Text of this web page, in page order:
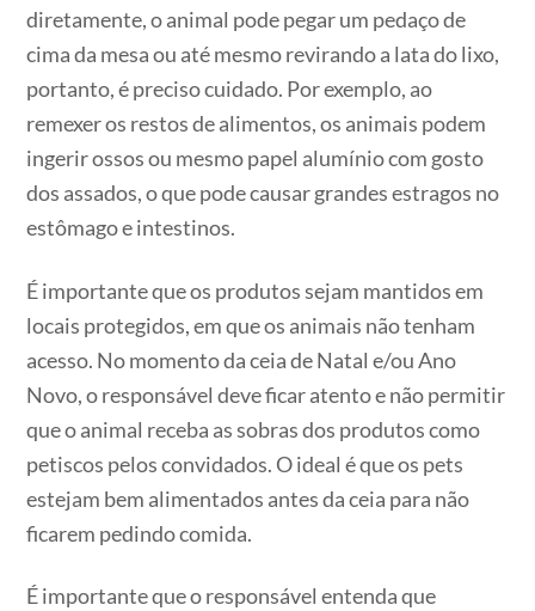
diretamente, o animal pode pegar um pedaço de
cima da mesa ou até mesmo revirando a lata do lixo,
portanto, é preciso cuidado. Por exemplo, ao
remexer os restos de alimentos, os animais podem
ingerir ossos ou mesmo papel alumínio com gosto
dos assados, o que pode causar grandes estragos no
estômago e intestinos.
É importante que os produtos sejam mantidos em
locais protegidos, em que os animais não tenham
acesso. No momento da ceia de Natal e/ou Ano
Novo, o responsável deve ficar atento e não permitir
que o animal receba as sobras dos produtos como
petiscos pelos convidados. O ideal é que os pets
estejam bem alimentados antes da ceia para não
ficarem pedindo comida.
É importante que o responsável entenda que